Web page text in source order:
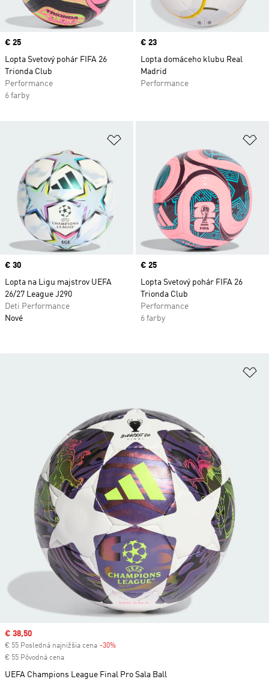
Price
€ 25
Lopta Svetový pohár FIFA 26
Trionda Club
Performance
6 farby
Price
€ 23
Lopta domáceho klubu Real
Madrid
Performance
Pridať do zoznamu želaných
Price
€ 30
Lopta na Ligu majstrov UEFA
26/27 League J290
Deti Performance
Nové
Price
€ 25
Lopta Svetový pohár FIFA 26
Trionda Club
Performance
6 farby
Sale price
€ 38,50
€ 55 Posledná najnižšia cena -30%
€ 55 Pôvodná cena
UEFA Champions League Final Pro Sala Ball